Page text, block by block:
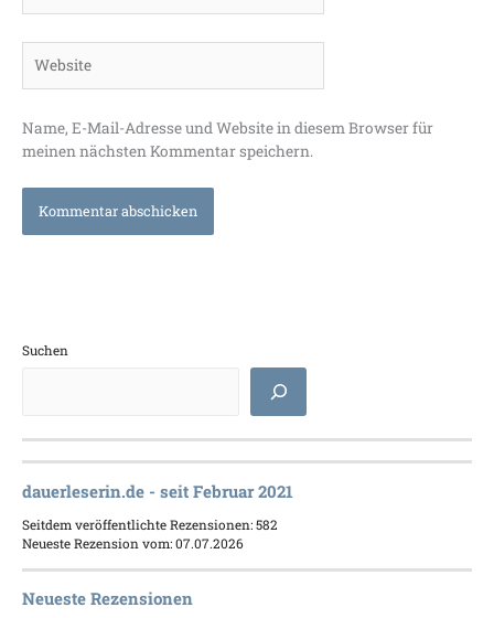
Name, E-Mail-Adresse und Website in diesem Browser für
meinen nächsten Kommentar speichern.
Suchen
dauerleserin.de - seit Februar 2021
Seitdem veröffentlichte Rezensionen: 582
Neueste Rezension vom: 07.07.2026
Neueste Rezensionen